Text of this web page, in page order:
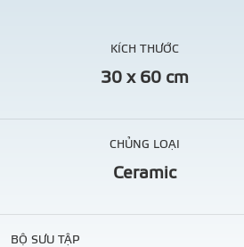
KÍCH THƯỚC
30 x 60 cm
CHỦNG LOẠI
Ceramic
BỘ SƯU TẬP